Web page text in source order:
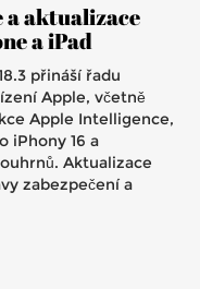
a aktualizace
a iPad
přináší řadu
Apple, včetně
Apple Intelligence,
iPhony 16 a
Aktualizace
zabezpečení a
kvůli opravě 25